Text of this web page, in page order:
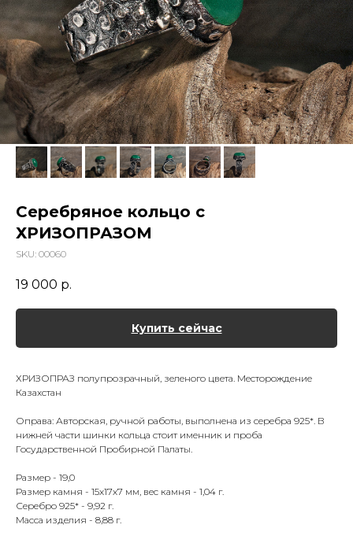
Серебряное кольцо с
ХРИЗОПРАЗОМ
SKU: 00060
19 000 р.
Купить сейчас
ХРИЗОПРАЗ полупрозрачный, зеленого цвета. Месторождение
Казахстан
Оправа: Авторская, ручной работы, выполнена из серебра 925*. В
нижней части шинки кольца стоит именник и проба
Государственной Пробирной Палаты.
Размер - 19,0
Размер камня - 15х17х7 мм, вес камня - 1,04 г.
Серебро 925* - 9,92 г.
Масса изделия - 8,88 г.